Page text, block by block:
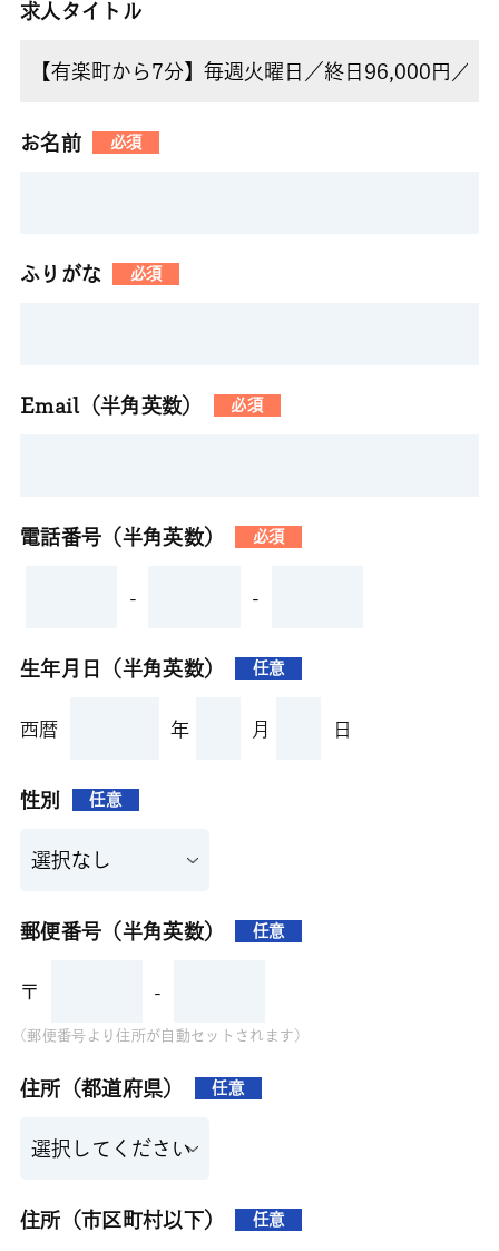
求人タイトル
お名前 必須
ふりがな 必須
Email（半角英数） 必須
電話番号（半角英数） 必須
- -
生年月日（半角英数） 任意
西暦 年 月 日
性別 任意
郵便番号（半角英数） 任意
〒 -
(郵便番号より住所が自動セットされます)
住所（都道府県） 任意
住所（市区町村以下） 任意